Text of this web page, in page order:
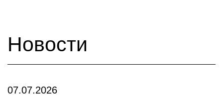
Новости
07.07.2026